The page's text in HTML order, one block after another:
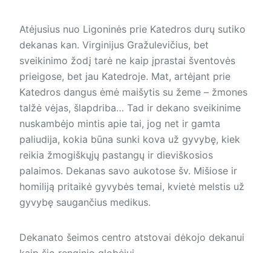
Atėjusius nuo Ligoninės prie Katedros durų sutiko
dekanas kan. Virginijus Gražulevičius, bet
sveikinimo žodį tarė ne kaip įprastai šventovės
prieigose, bet jau Katedroje. Mat, artėjant prie
Katedros dangus ėmė maišytis su žeme – žmones
talžė vėjas, šlapdriba… Tad ir dekano sveikinime
nuskambėjo mintis apie tai, jog net ir gamta
paliudija, kokia būna sunki kova už gyvybę, kiek
reikia žmogiškųjų pastangų ir dieviškosios
palaimos. Dekanas savo aukotose šv. Mišiose ir
homiliją pritaikė gyvybės temai, kvietė melstis už
gyvybę saugančius medikus.
Dekanato šeimos centro atstovai dėkojo dekanui